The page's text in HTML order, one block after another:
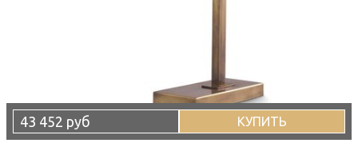
43 452 руб КУПИТЬ